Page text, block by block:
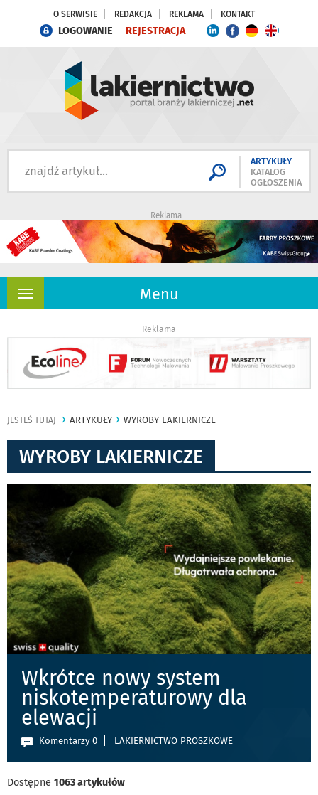
O SERWISIE REDAKCJA REKLAMA KONTAKT
LOGOWANIE REJESTRACJA
ARTYKUŁY
KATALOG
OGŁOSZENIA
Reklama
Menu
Rozwiń
Reklama
JESTEŚ TUTAJ ARTYKUŁY WYROBY LAKIERNICZE
WYROBY LAKIERNICZE
Wkrótce nowy system
niskotemperaturowy dla
elewacji
Komentarzy 0 LAKIERNICTWO PROSZKOWE
Dostępne 1063 artykułów